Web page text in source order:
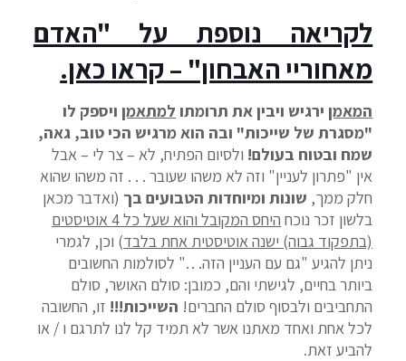
לקריאה נוספת על "האדם
מאחוריי האבחון" – קראו כאן.
המאמןירגיש ויבין את תרומתו למתאמןויספק לו
"מסגרת של שייכות" ובה הוא מרגיש הכי טוב, גאה,
שמח ובטוח בעולם! ולסיום הפתיח, לא – צר לי – אבל
אין "פתרון לעניין" וזה לא משהו שעובר . . . זה משהו שהוא
חלק ממך, שונות ומיוחדות הטבועים בך (ואדבר מכאן
בלשון זכר נוכח
היחס המקובל והוא שעל כל 4 אוטיסטים
(בתפקוד גבוה) ישנה אוטיסטית אחת בלבד) וכן, לגמרי
ניתן להגיע "גם עם העניין הזה. . ." לסולמות החשובים
ביותר בחיים, לגישתי והם, כמובן: סולם האושר, סולם
התחביבים ולבסוף סולם החברים! השייכות!!! זו, החשובה
לכל אחת ואחד מאתנו אשר לא תמיד קל לנו לתרגם ו / או
להביע זאת.